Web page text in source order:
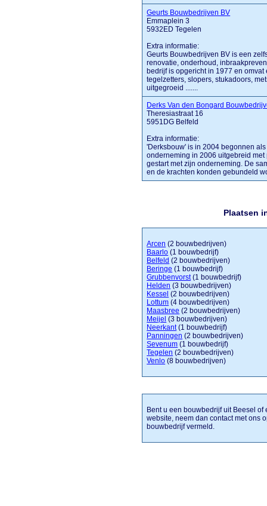
Geurts Bouwbedrijven BV
Emmaplein 3
5932ED Tegelen
Extra informatie:
Geurts Bouwbedrijven BV is een
renovatie, onderhoud,
bedrijf is opgericht in 1977 en
tegelzetters, slopers, stukadoors,
uitgegroeid .......
Derks Van den Bongard
Theresiastraat 16
5951DG Belfeld
Extra informatie:
'Derksbouw' is in 2004 begonnen
onderneming in 2006 uitgebreid
gestart met zijn onderneming. De
en de krachten konden gebundeld
Plaatsen
Arcen (2 bouwbedrijven)
Baarlo (1 bouwbedrijf)
Belfeld (2 bouwbedrijven)
Beringe (1 bouwbedrijf)
Grubbenvorst(1 bouwbedrijf)
Helden (3 bouwbedrijven)
Kessel (2 bouwbedrijven)
Lottum (4 bouwbedrijven)
Maasbree (2 bouwbedrijven)
Meijel (3 bouwbedrijven)
Neerkant(1 bouwbedrijf)
Panningen (2 bouwbedrijven)
Sevenum (1 bouwbedrijf)
Tegelen (2 bouwbedrijven)
Venlo (8 bouwbedrijven)
Bent u een bouwbedrijf uit Beesel
website, neem dan contact met ons
bouwbedrijf vermeld.